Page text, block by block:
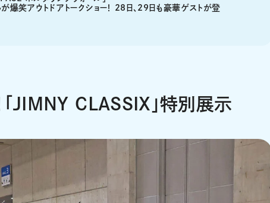
爆笑アウトドアトークショー！ 28日、29日も豪華ゲストが登
「JIMNY CLASSIX」特別展示